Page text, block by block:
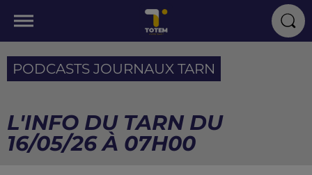
PODCASTS JOURNAUX TARN
L'INFO DU TARN DU
16/05/26 À 07H00